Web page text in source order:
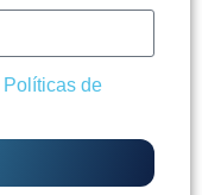
Políticas de